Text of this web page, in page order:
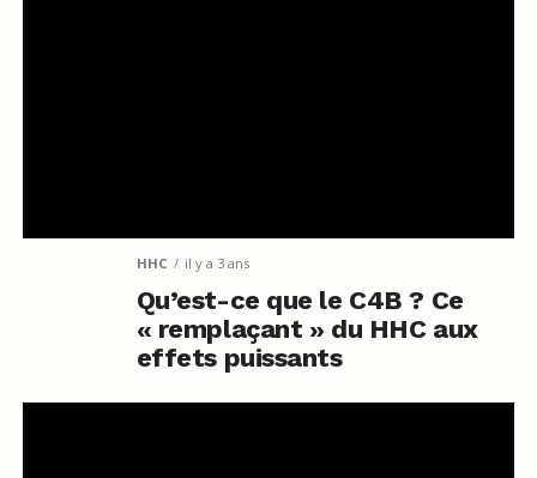
HHC il y a 3 ans
Qu’est-ce que le C4B ? Ce
« remplaçant » du HHC aux
effets puissants